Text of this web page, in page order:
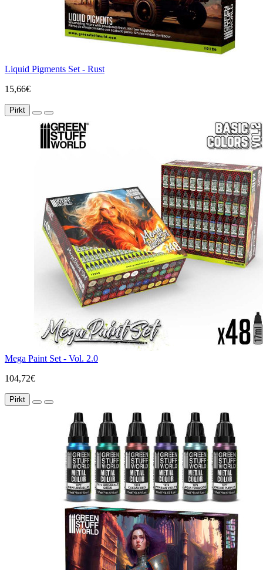
Liquid Pigments Set - Rust
15,66€
Pirkt
Mega Paint Set - Vol. 2.0
104,72€
Pirkt